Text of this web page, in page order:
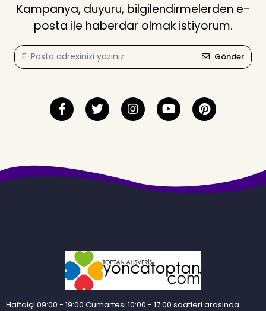
Kampanya, duyuru, bilgilendirmelerden e-
posta ile haberdar olmak istiyorum.
Gönder
Haftaiçi 09:00 - 19:00 Cumartesi 10:00 - 17:00 saatleri arasında